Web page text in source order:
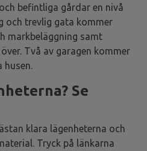
befintliga gårdar en nivå
och trevlig gata kommer
markbeläggning samt
Två av garagen kommer
husen.
Se
klara lägenheterna och
Tryck på länkarna